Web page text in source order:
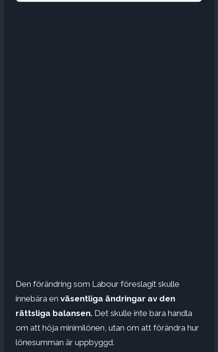
Den förändring som Labour föreslagit skulle
innebära en väsentliga ändringar av den
rättsliga balansen. Det skulle inte bara handla
om att höja minimilönen, utan om att förändra hur
lönesumman är uppbyggd.